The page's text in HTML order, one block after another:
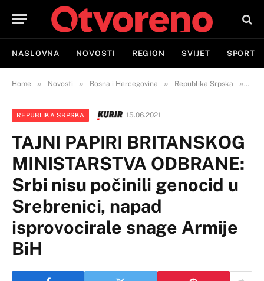
NASLOVNA NOVOSTI REGION SVIJET SPORT
Home » Novosti » Bosna i Hercegovina » Republika Srpska »
REPUBLIKA SRPSKA 15.06.2021
TAJNI PAPIRI BRITANSKOG
MINISTARSTVA ODBRANE:
Srbi nisu počinili genocid u
Srebrenici, napad
isprovocirale snage Armije
BiH